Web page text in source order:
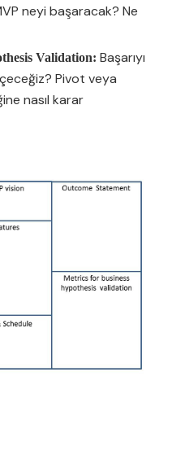
neyi başaracak? Ne
Validation: Başarıyı
Pivot veya
nasıl karar